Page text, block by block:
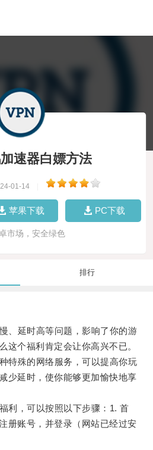
速器白嫖方法
01-14
苹果下载 PC下载
市场，安全绿色
排行
延时高等问题，影响了你的游
这个福利肯定会让你高兴不已。
殊的网络服务，可以提高你玩
少延时，使你能够更加愉快地享
，可以按照以下步骤：1. 首
册账号，并登录（网站已经过安